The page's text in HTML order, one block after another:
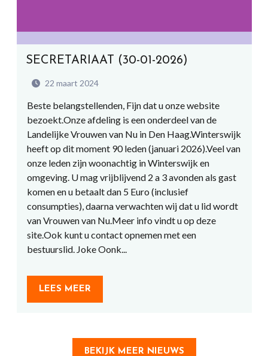
SECRETARIAAT (30-01-2026)
22 maart 2024
Beste belangstellenden, Fijn dat u onze website
bezoekt.Onze afdeling is een onderdeel van de
Landelijke Vrouwen van Nu in Den Haag.Winterswijk
heeft op dit moment 90 leden (januari 2026).Veel van
onze leden zijn woonachtig in Winterswijk en
omgeving. U mag vrijblijvend 2 a 3 avonden als gast
komen en u betaalt dan 5 Euro (inclusief
consumpties), daarna verwachten wij dat u lid wordt
van Vrouwen van Nu.Meer info vindt u op deze
site.Ook kunt u contact opnemen met een
bestuurslid. Joke Oonk...
LEES MEER
BEKIJK MEER NIEUWS